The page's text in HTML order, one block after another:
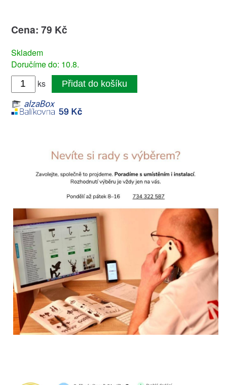
Cena: 79 Kč
Skladem
Doručíme do: 10.8.
ks
Přidat do košíku